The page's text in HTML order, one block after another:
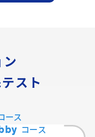
スト
ース
コース